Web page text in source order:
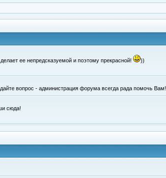
ее непредсказуемой и поэтому прекрасной!
))
вопрос - администрация форума всегда рада помочь Вам!
сюда!